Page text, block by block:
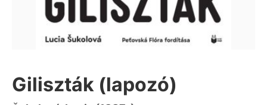
Giliszták (lapozó)